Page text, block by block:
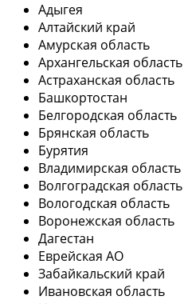
Адыгея
Алтайский край
Амурская область
Архангельская область
Астраханская область
Башкортостан
Белгородская область
Брянская область
Бурятия
Владимирская область
Волгоградская область
Вологодская область
Воронежская область
Дагестан
Еврейская АО
Забайкальский край
Ивановская область